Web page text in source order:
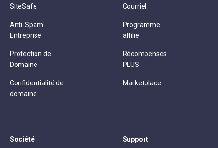
SiteSafe
Anti-Spam
Entreprise
Protection de
Domaine
Confidentialité de
domaine
Courriel
Programme
affilié
Récompenses
PLUS
Marketplace
Société Support